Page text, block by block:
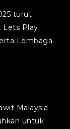
turut
Lets Play
Lembaga
Malaysia
untuk